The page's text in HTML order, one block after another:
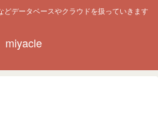
データベースやクラウドを扱っていきます
miyacle